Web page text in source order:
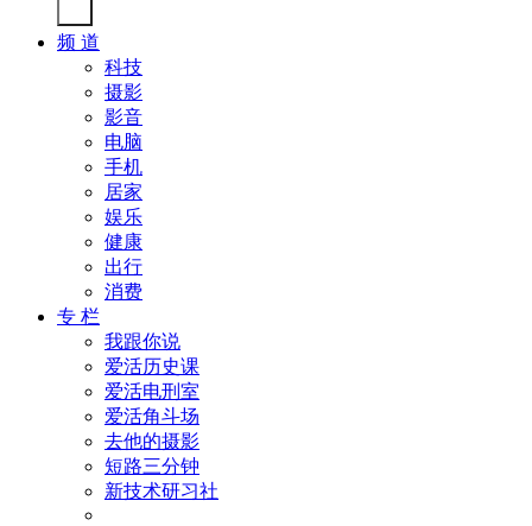
频 道
科技
摄影
影音
电脑
手机
居家
娱乐
健康
出行
消费
专 栏
我跟你说
爱活历史课
爱活电刑室
爱活角斗场
去他的摄影
短路三分钟
新技术研习社